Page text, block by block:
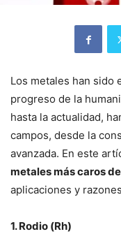
Los metales han sido
progreso de la
hasta la actualidad,
campos, desde la
avanzada. En este
metales más caros
aplicaciones y
1. Rodio (Rh)